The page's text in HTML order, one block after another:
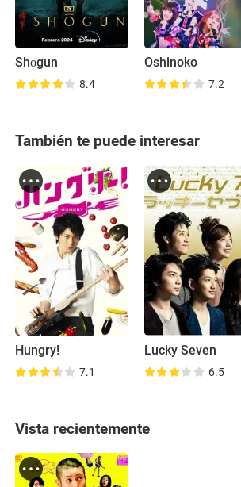
Shōgun
8.4
Oshinoko
7.2
También te puede interesar
Hungry!
7.1
Lucky Seven
6.5
Vista recientemente